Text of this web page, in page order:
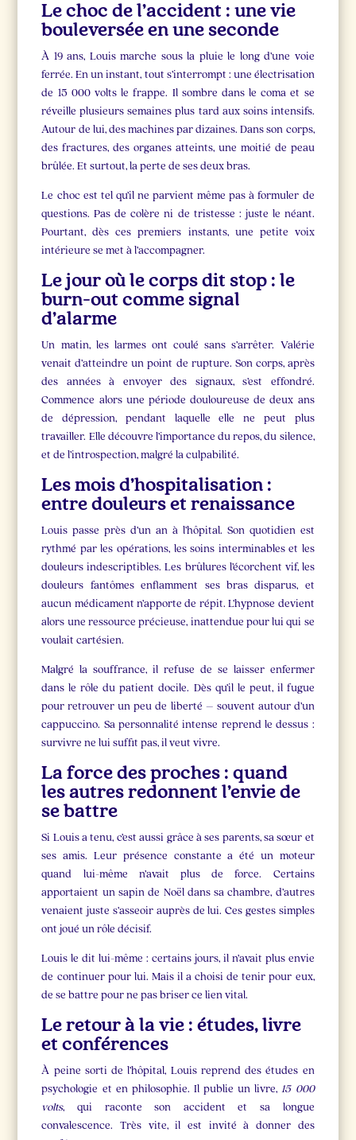
Le choc de l’accident : une vie
bouleversée en une seconde
À 19 ans, Louis marche sous la pluie le long d’une voie
ferrée. En un instant, tout s’interrompt : une électrisation
de 15 000 volts le frappe. Il sombre dans le coma et se
réveille plusieurs semaines plus tard aux soins intensifs.
Autour de lui, des machines par dizaines. Dans son corps,
des fractures, des organes atteints, une moitié de peau
brûlée. Et surtout, la perte de ses deux bras.
Le choc est tel qu’il ne parvient même pas à formuler de
questions. Pas de colère ni de tristesse : juste le néant.
Pourtant, dès ces premiers instants, une petite voix
intérieure se met à l’accompagner.
Le jour où le corps dit stop : le
burn-out comme signal
d’alarme
Un matin, les larmes ont coulé sans s’arrêter. Valérie
venait d’atteindre un point de rupture. Son corps, après
des années à envoyer des signaux, s’est effondré.
Commence alors une période douloureuse de deux ans
de dépression, pendant laquelle elle ne peut plus
travailler. Elle découvre l’importance du repos, du silence,
et de l’introspection, malgré la culpabilité.
Les mois d’hospitalisation :
entre douleurs et renaissance
Louis passe près d’un an à l’hôpital. Son quotidien est
rythmé par les opérations, les soins interminables et les
douleurs indescriptibles. Les brûlures l’écorchent vif, les
douleurs fantômes enflamment ses bras disparus, et
aucun médicament n’apporte de répit. L’hypnose devient
alors une ressource précieuse, inattendue pour lui qui se
voulait cartésien.
Malgré la souffrance, il refuse de se laisser enfermer
dans le rôle du patient docile. Dès qu’il le peut, il fugue
pour retrouver un peu de liberté – souvent autour d’un
cappuccino. Sa personnalité intense reprend le dessus :
survivre ne lui suffit pas, il veut vivre.
La force des proches : quand
les autres redonnent l’envie de
se battre
Si Louis a tenu, c’est aussi grâce à ses parents, sa sœur et
ses amis. Leur présence constante a été un moteur
quand lui-même n’avait plus de force. Certains
apportaient un sapin de Noël dans sa chambre, d’autres
venaient juste s’asseoir auprès de lui. Ces gestes simples
ont joué un rôle décisif.
Louis le dit lui-même : certains jours, il n’avait plus envie
de continuer pour lui. Mais il a choisi de tenir pour eux,
de se battre pour ne pas briser ce lien vital.
Le retour à la vie : études, livre
et conférences
À peine sorti de l’hôpital, Louis reprend des études en
psychologie et en philosophie. Il publie un livre, 15 000
volts, qui raconte son accident et sa longue
convalescence. Très vite, il est invité à donner des